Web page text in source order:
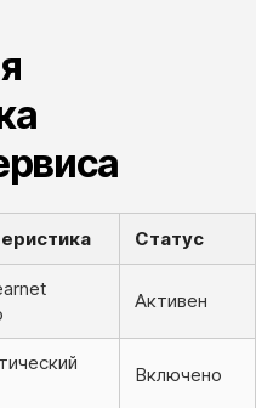
Статус
Активен
Включено